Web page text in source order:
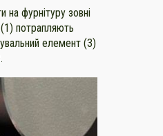
на фурнітуру зовні
потрапляють
елемент (3)